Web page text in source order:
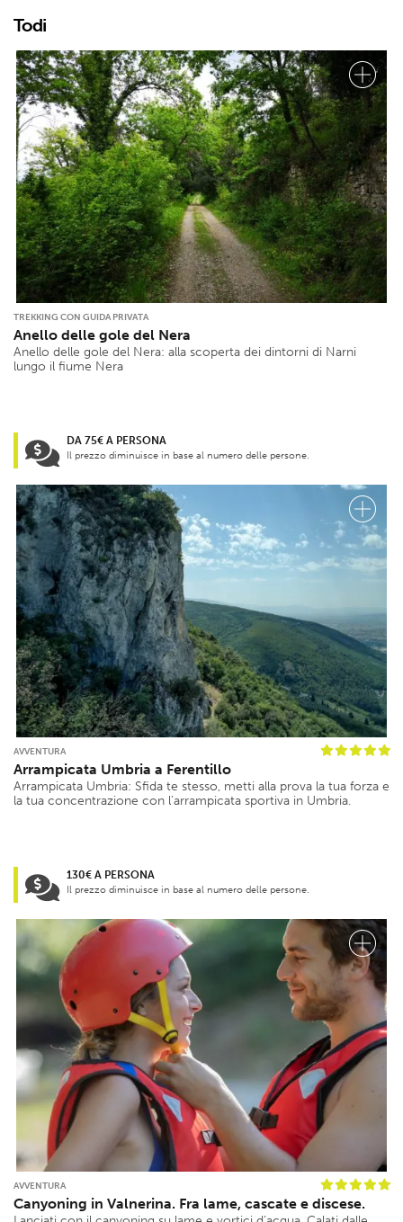
Todi
TREKKING CON GUIDA PRIVATA
Anello delle gole del Nera
Anello delle gole del Nera: alla scoperta dei dintorni di Narni
lungo il fiume Nera
DA 75€ A PERSONA
Il prezzo diminuisce in base al numero delle persone.
AVVENTURA
Arrampicata Umbria a Ferentillo
Arrampicata Umbria: Sfida te stesso, metti alla prova la tua forza e
la tua concentrazione con l’arrampicata sportiva in Umbria.
130€ A PERSONA
Il prezzo diminuisce in base al numero delle persone.
AVVENTURA
Canyoning in Valnerina. Fra lame, cascate e discese.